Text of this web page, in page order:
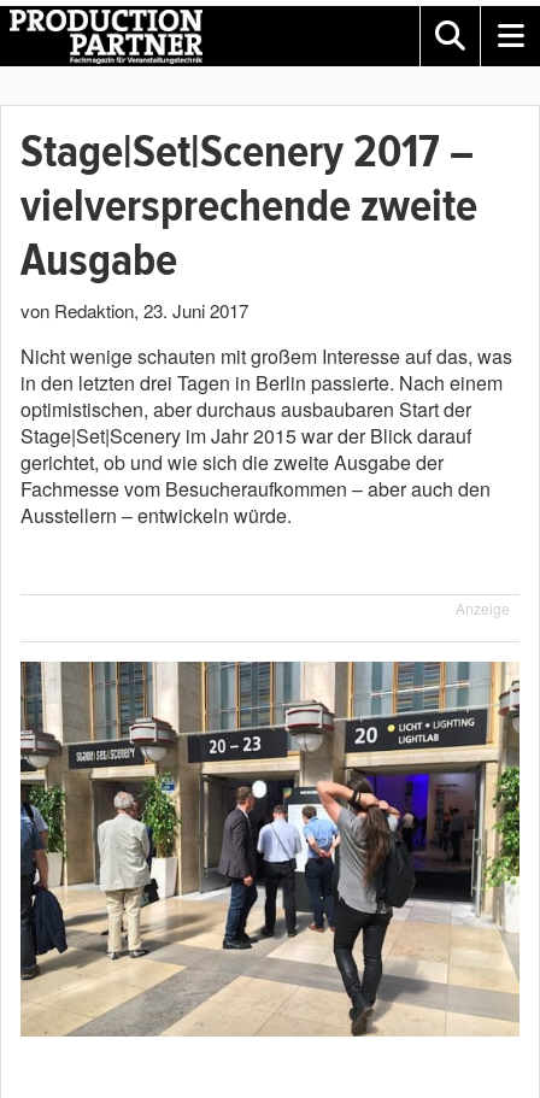
Stage|Set|Scenery 2017 –
vielversprechende zweite
Ausgabe
von Redaktion, 23. Juni 2017
Nicht wenige schauten mit großem Interesse auf das, was
in den letzten drei Tagen in Berlin passierte. Nach einem
optimistischen, aber durchaus ausbaubaren Start der
Stage|Set|Scenery im Jahr 2015 war der Blick darauf
gerichtet, ob und wie sich die zweite Ausgabe der
Fachmesse vom Besucheraufkommen – aber auch den
Ausstellern – entwickeln würde.
Anzeige